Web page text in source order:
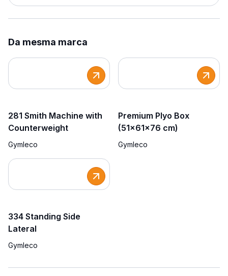
Da mesma marca
281 Smith Machine with
Counterweight
Gymleco
Premium Plyo Box
(51x61x76 cm)
Gymleco
334 Standing Side
Lateral
Gymleco